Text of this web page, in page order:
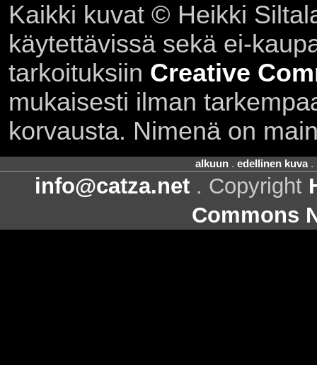
Kaikki kuvat © Heikki
käytettävissä sekä ei-
tarkoituksiin Creative
mukaisesti ilman
korvausta. Nimenä on
alkuun. edellinen kuva.
info@catza.net . Copyright
Commons